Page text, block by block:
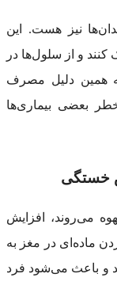
نیز هست. این
و از سلول‌ها در
همین دلیل مصرف
بعضی بیماری‌ها
خستگی
می‌روند، افزایش
ماده‌ای در مغز به
و باعث می‌شود فرد